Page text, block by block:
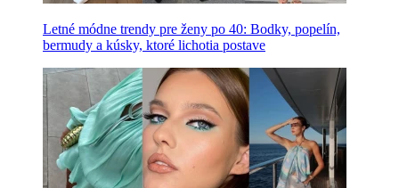
Letné módne trendy pre ženy po 40: Bodky, popelín,
bermudy a kúsky, ktoré lichotia postave